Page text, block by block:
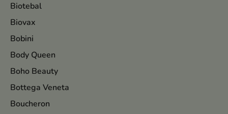
Biotebal
Biovax
Bobini
Body Queen
Boho Beauty
Bottega Veneta
Boucheron